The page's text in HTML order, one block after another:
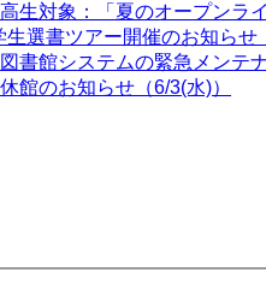
対象：「夏のオープンラ
生選書ツアー開催のお知らせ
図書館システムの緊急メンテ
のお知らせ（6/3(水)）